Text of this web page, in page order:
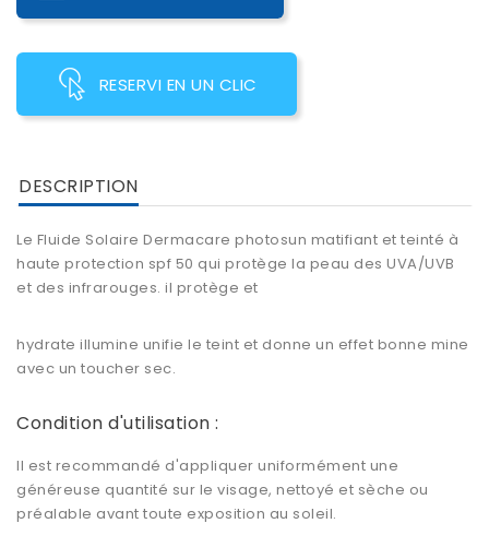
RESERVI EN UN CLIC
DESCRIPTION
Le Fluide Solaire Dermacare photosun matifiant et teinté à
haute protection spf 50 qui protège la peau des UVA/UVB
et des infrarouges. il protège et
hydrate illumine unifie le teint et donne un effet bonne mine
avec un toucher sec.
Condition d'utilisation :
Il est recommandé d'appliquer uniformément une
généreuse quantité sur le visage, nettoyé et sèche ou
préalable avant toute exposition au soleil.